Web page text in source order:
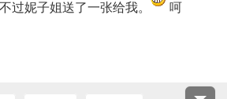
过妮子姐送了一张给我。
呵